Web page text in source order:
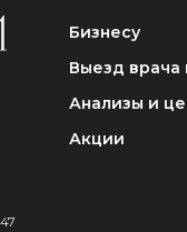
Бизнесу
Выезд врача
Анализы и
Акции